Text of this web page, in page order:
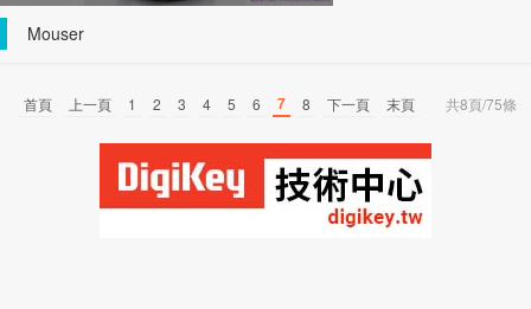
關節模組 布局機器人與精密
Mouser
共8頁/75條
首頁 上一頁 1 2 3 4 5 6 7 8 下一頁 末頁